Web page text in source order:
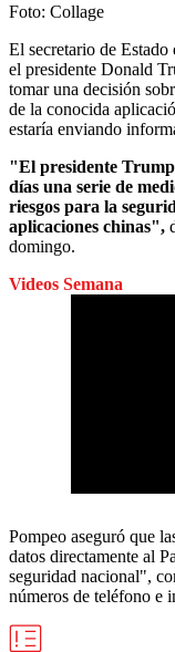
Foto: Collage
El secretario de
el presidente Donald
tomar una decisión
de la conocida
estaría enviando
"El presidente
días una serie de
riesgos para la
aplicaciones chinas",
domingo.
Videos Semana
Pompeo aseguró que
datos directamente al
seguridad nacional",
números de teléfono e